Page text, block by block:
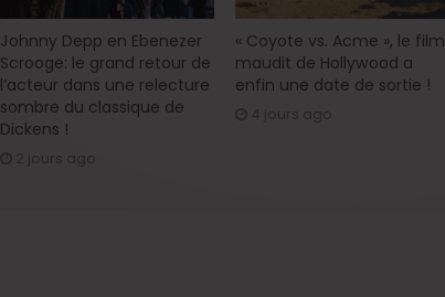
Johnny Depp en Ebenezer
Scrooge: le grand retour de
l’acteur dans une relecture
sombre du classique de
Dickens !
2 jours ago
« Coyote vs. Acme », le film
maudit de Hollywood a
enfin une date de sortie !
4 jours ago